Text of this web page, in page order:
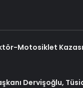
Motosiklet Kazası
Dervişoğlu,